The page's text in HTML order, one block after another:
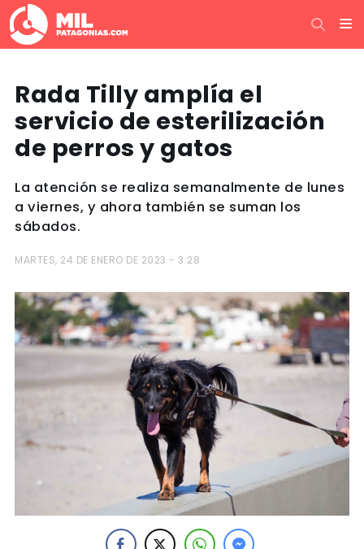
Rada Tilly amplía el
servicio de esterilización
de perros y gatos
La atención se realiza semanalmente de lunes
a viernes, y ahora también se suman los
sábados.
MARTES, 24 DE ENERO DE 2023 - 3:28